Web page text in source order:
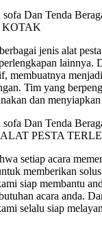
KOTAK
jenis alat
lainnya.
membuatnya
Tim yang
dan menyiapkan
PESTA
setiap acara
memberikan
siap membantu
acara anda.
selalu siap